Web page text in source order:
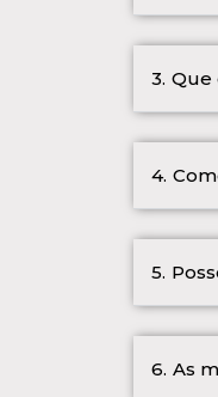
3.
4.
5.
6. As